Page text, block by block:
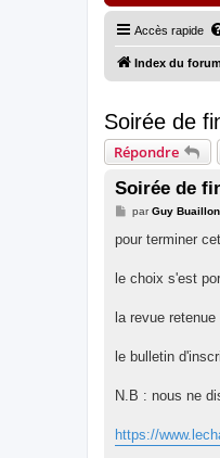
Accès rapide
Index du forum
Soirée de
Répondre
Soirée de
M
s
g
parGuy Buaillon
pour terminer
le choix s'est
la revue
le bulletin
N.B : nous ne
https://